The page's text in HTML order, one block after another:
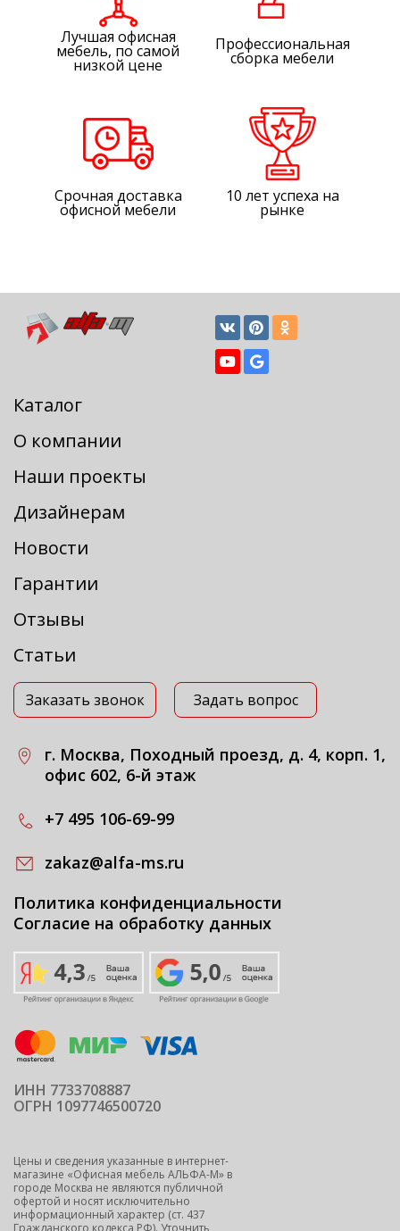
Лучшая офисная
мебель, по самой
низкой цене
Профессиональная
сборка мебели
Срочная доставка
офисной мебели
10 лет успеха на
рынке
Каталог
О компании
Наши проекты
Дизайнерам
Новости
Гарантии
Отзывы
Статьи
Заказать звонок Задать вопрос
г. Москва, Походный проезд, д. 4, корп. 1,
офис 602, 6-й этаж
+7 495 106-69-99
zakaz@alfa-ms.ru
Политика конфиденциальности
Согласие на обработку данных
ИНН 7733708887
ОГРН 1097746500720
Цены и сведения указанные в интернет-
магазине «Офисная мебель АЛЬФА-М» в
городе Москва не являются публичной
офертой и носят исключительно
информационный характер (ст. 437